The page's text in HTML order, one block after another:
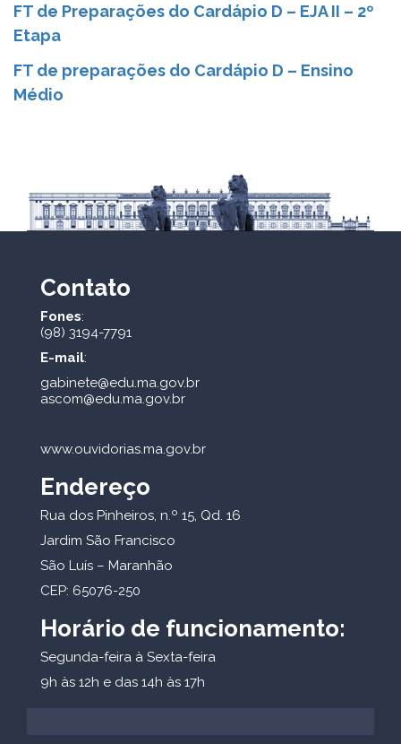
FT de Preparações do Cardápio D – EJA II – 2º
Etapa
FT de preparações do Cardápio D – Ensino
Médio
Contato
Fones:
(98) 3194-7791
E-mail:
gabinete@edu.ma.gov.br
ascom@edu.ma.gov.br
www.ouvidorias.ma.gov.br
Endereço
Rua dos Pinheiros, n.º 15, Qd. 16
Jardim São Francisco
São Luís – Maranhão
CEP: 65076-250
Horário de funcionamento:
Segunda-feira à Sexta-feira
9h às 12h e das 14h às 17h